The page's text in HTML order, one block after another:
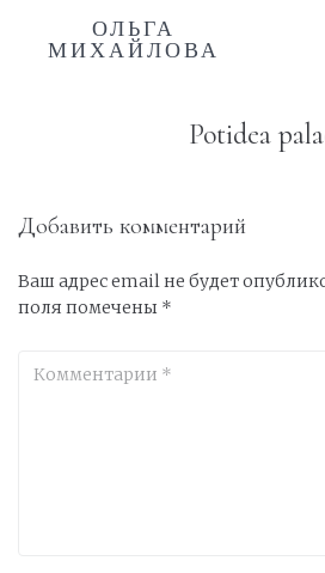
ОЛЬГА
МИХАЙЛОВА
Potidea
Добавить комментарий
Ваш адрес email не будет
поля помечены *